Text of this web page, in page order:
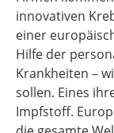
innovativen
einer
Hilfe der
Krankheiten –
sollen. Eines
Impfstoff.